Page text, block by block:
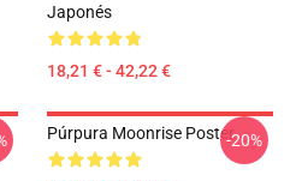
Japonés
18,21 € - 42,22 €
Púrpura Moonrise Poster-20%